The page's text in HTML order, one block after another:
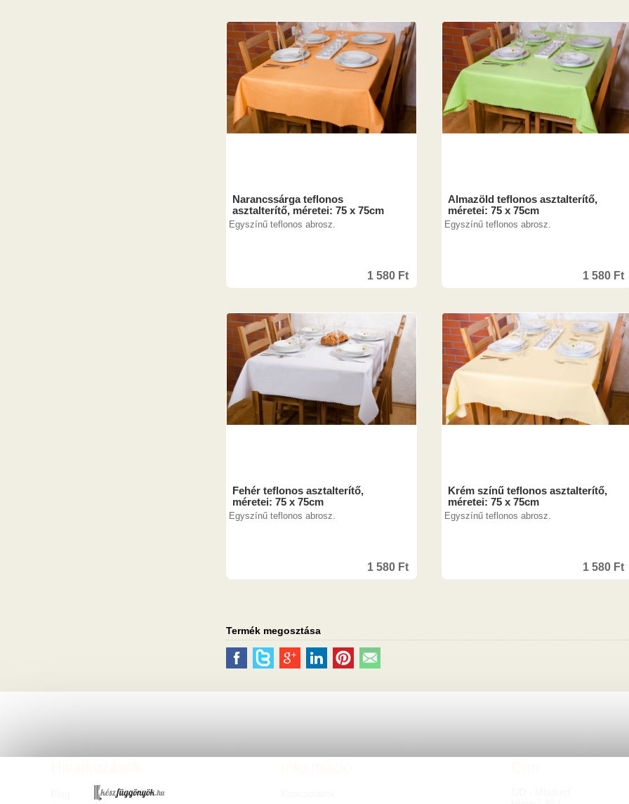
Narancssárga teflonos
asztalterítő, méretei: 75 x 75cm
Egyszínű teflonos abrosz.
1 580 Ft
Almazöld teflonos asztalterítő,
méretei: 75 x 75cm
Egyszínű teflonos abrosz.
1 580 Ft
Fehér teflonos asztalterítő,
méretei: 75 x 75cm
Egyszínű teflonos abrosz.
1 580 Ft
Krém színű teflonos asztalterítő,
méretei: 75 x 75cm
Egyszínű teflonos abrosz.
1 580 Ft
Termék megosztása